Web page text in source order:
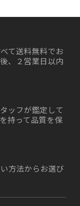
て送料無料でお
、２営業日以内
ッフが鑑定して
持って品質を保
方法からお選び